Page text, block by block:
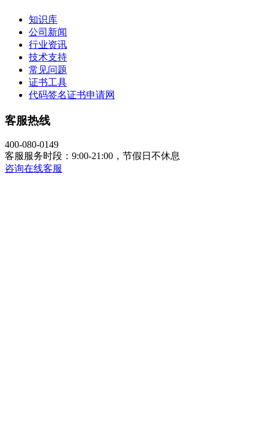
知识库
公司新闻
行业资讯
技术支持
常见问题
证书工具
代码签名证书申请网
客服热线
400-080-0149
客服服务时段：9:00-21:00，节假日不休息
咨询在线客服